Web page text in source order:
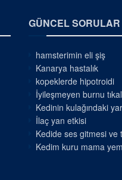
GÜNCEL SORULAR
hamsterimin eli şiş
Kanarya hastalık
kopeklerde hipotroidi
İyileşmeyen burnu
Kedinin kulağındaki
İlaç yan etkisi
Kedide ses gitmesi ve
Kedim kuru mama